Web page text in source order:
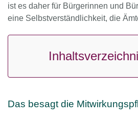
ist es daher für Bürgerinnen und
eine Selbstverständlichkeit, die
Das besagt die